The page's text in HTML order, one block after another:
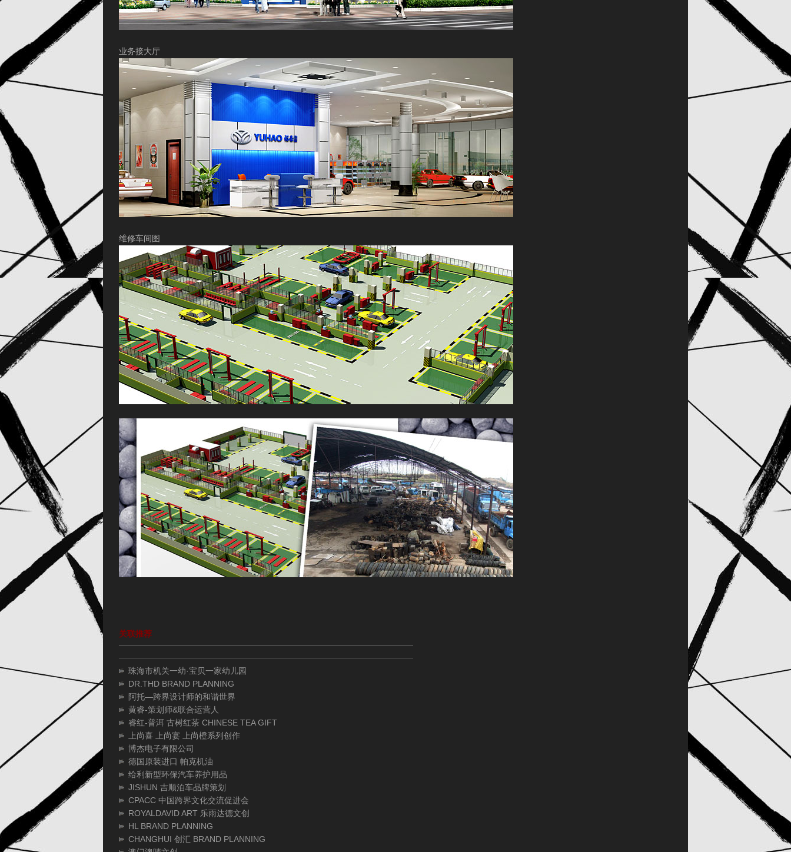
业务接大厅
维修车间图
关联推荐
珠海市机关一幼·宝贝一家幼儿园
DR.THD BRAND PLANNING
阿托—跨界设计师的和谐世界
黄睿-策划师&联合运营人
睿红-普洱 古树红茶 CHINESE TEA GIFT
上尚喜 上尚宴 上尚橙系列创作
博杰电子有限公司
德国原装进口 帕克机油
给利新型环保汽车养护用品
JISHUN 吉顺泊车品牌策划
CPACC 中国跨界文化交流促进会
ROYALDAVID ART 乐雨达德文创
HL BRAND PLANNING
CHANGHUI 创汇 BRAND PLANNING